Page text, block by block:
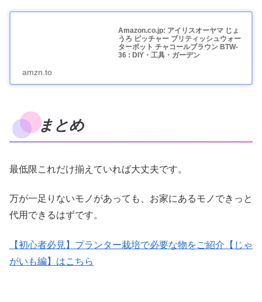
Amazon.co.jp: アイリスオーヤマ じょ
うろ ピッチャー ブリティッシュウォー
ターポット チャコールブラウン BTW-
36 : DIY・工具・ガーデン
amzn.to
まとめ
最低限これだけ揃えていれば大丈夫です。
万が一足りないモノがあっても、お家にあるモノできっと
代用できるはずです。
【初心者必見】プランター栽培で必要な物をご紹介【じゃ
がいも編】はこちら